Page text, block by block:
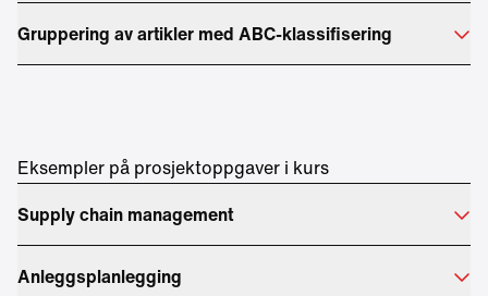
Gruppering av artikler med ABC-klassifisering
Eksempler på prosjektoppgaver i kurs
Supply chain management
Anleggsplanlegging